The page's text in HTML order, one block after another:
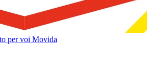
per voi Movida